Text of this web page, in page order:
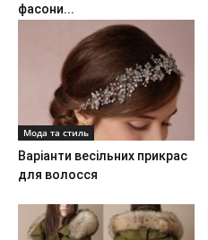
фасони...
Мода та стиль
Варіанти весільних прикрас
для волосся